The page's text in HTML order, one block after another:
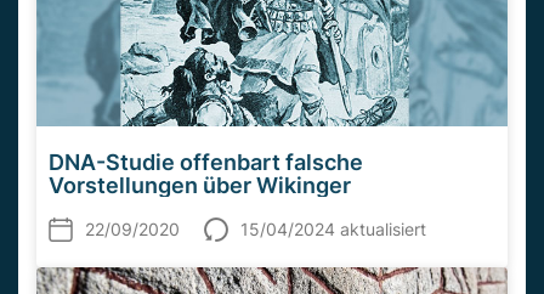
DNA-Studie offenbart falsche
Vorstellungen über Wikinger
22/09/2020 15/04/2024 aktualisiert